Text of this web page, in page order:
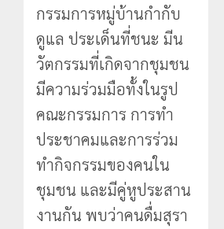
กรรมการหมู่บ้านกำกับ
ดูแล ประเด็นที่ชนะ มีน
วัตกรรมที่เกิดจากชุมชน
มีความร่วมมือทั้งในรูป
คณะกรรมการ การทำ
ประชาคมและการร่วม
ทำกิจกรรมของคนใน
ชุมชน และมีคู่หูประสาน
งานกัน พบว่าคนดื่มสุรา